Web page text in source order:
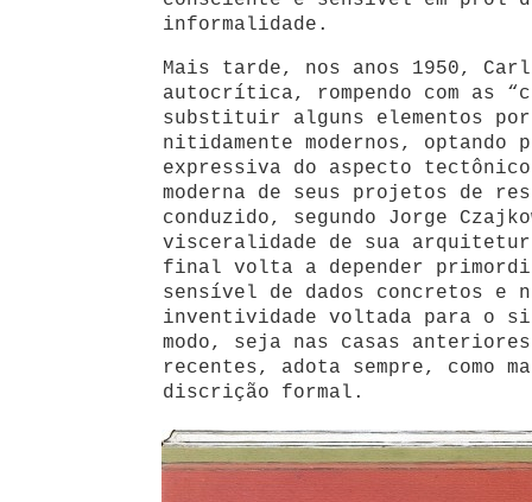
informalidade.
Mais tarde, nos anos 1950,
autocrítica, rompendo com as
substituir alguns elementos
nitidamente modernos, optando
expressiva do aspecto
moderna de seus projetos de
conduzido, segundo Jorge
visceralidade de sua
final volta a depender
sensível de dados concretos e
inventividade voltada para o
modo, seja nas casas
recentes, adota sempre, como
discrição formal.